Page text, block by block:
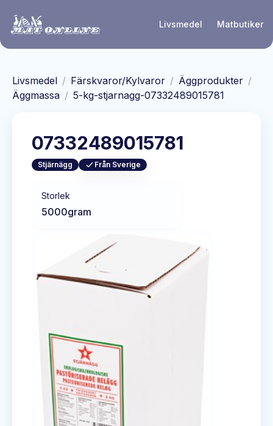
Livsmedel Matbutiker
Livsmedel / Färskvaror/Kylvaror / Äggprodukter /
Äggmassa / 5-kg-stjarnagg-07332489015781
07332489015781
Stjärnägg Från Sverige
Storlek
5000gram